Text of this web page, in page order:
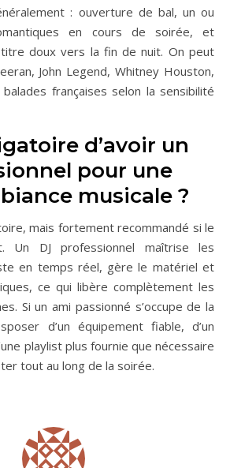
: ouverture de bal, un ou
en cours de soirée, et
doux vers la fin de nuit. On peut
John Legend, Whitney Houston,
françaises selon la sensibilité
d’avoir un
pour une
musicale ?
mais fortement recommandé si le
Un DJ professionnel maîtrise les
en temps réel, gère le matériel et
ce qui libère complètement les
Si un ami passionné s’occupe de la
d’un équipement fiable, d’un
playlist plus fournie que nécessaire
tout au long de la soirée.